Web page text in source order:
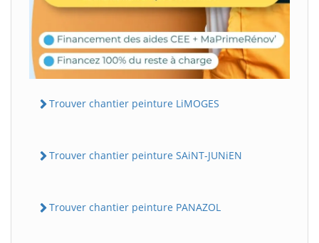
Trouver chantier peinture LiMOGES
Trouver chantier peinture SAiNT-JUNiEN
Trouver chantier peinture PANAZOL